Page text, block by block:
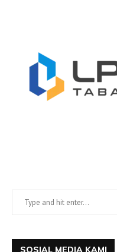
SOSIAL MEDIA KAMI